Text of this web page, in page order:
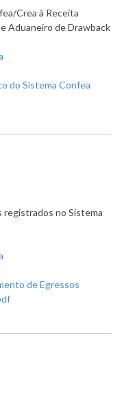
Crea à Receita
Aduaneiro de Drawback
do Sistema Confea
registrados no Sistema
de Egressos